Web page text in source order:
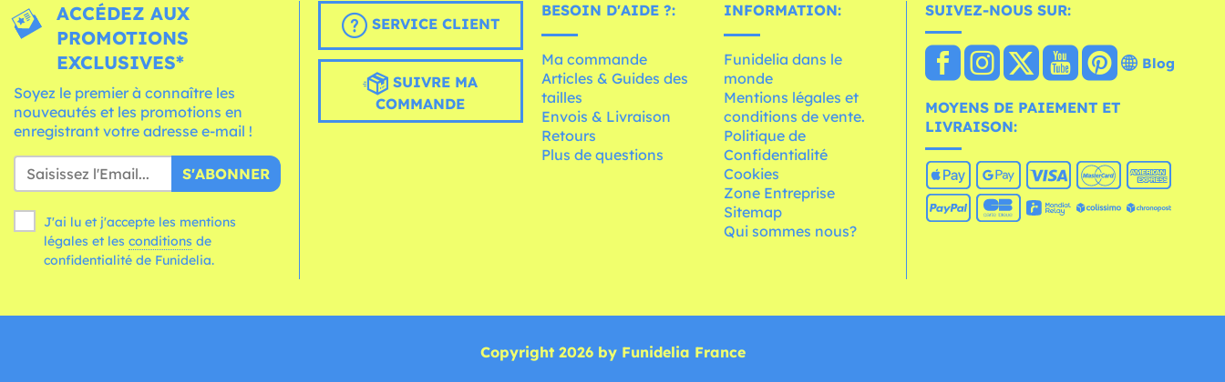
ACCÉDEZ AUX
PROMOTIONS
EXCLUSIVES*
Soyez le premier à connaître les
nouveautés et les promotions en
enregistrant votre adresse e-mail !
S'ABONNER
J'ai lu et j'accepte les mentions
légales et les conditions
confidentialité de Funidelia.
SERVICE CLIENT
SUIVRE MA
COMMANDE
BESOIN D'AIDE ?:
Ma commande
Articles & Guides des
tailles
Envois & Livraison
Retours
Plus de questions
INFORMATION:
Funidelia dans le
monde
Mentions légales et
conditions de vente.
Politique de
Confidentialité
Cookies
Zone Entreprise
Sitemap
Qui sommes nous?
SUIVEZ-NOUS SUR:
Blog
MOYENS DE PAIEMENT ET
LIVRAISON:
Copyright 2026 by Funidelia France